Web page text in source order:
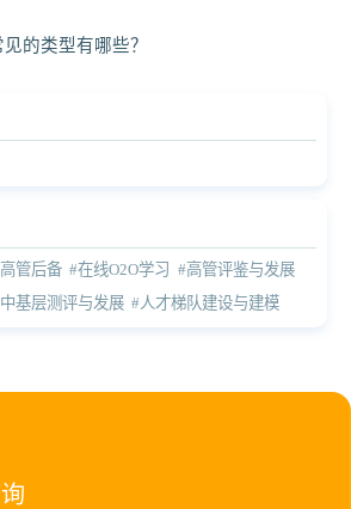
的类型有哪些？
管后备 #在线O2O学习 #高管评鉴与发展
基层测评与发展 #人才梯队建设与建模